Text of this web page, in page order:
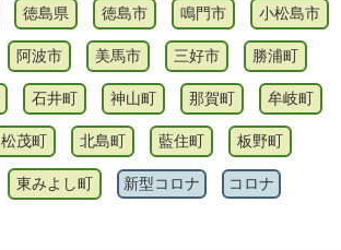
徳島県 徳島市 鳴門市 小松島市
阿波市 美馬市 三好市 勝浦町
石井町 神山町 那賀町 牟岐町
松茂町 北島町 藍住町 板野町
東みよし町 新型コロナ コロナ